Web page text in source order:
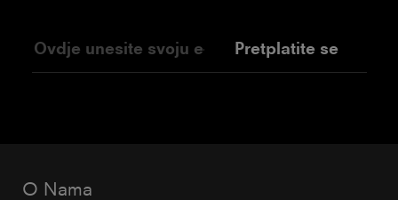
Pretplatite se
O Nama